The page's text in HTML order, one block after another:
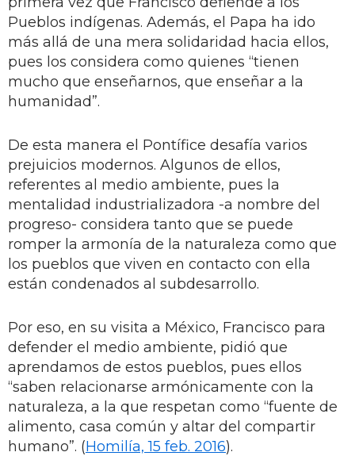
Pueblos indígenas. Además, el Papa ha ido
más allá de una mera solidaridad hacia ellos,
pues los considera como quienes “tienen
mucho que enseñarnos, que enseñar a la
humanidad”.
De esta manera el Pontífice desafía varios
prejuicios modernos. Algunos de ellos,
referentes al medio ambiente, pues la
mentalidad industrializadora -a nombre del
progreso- considera tanto que se puede
romper la armonía de la naturaleza como que
los pueblos que viven en contacto con ella
están condenados al subdesarrollo.
Por eso, en su visita a México, Francisco para
defender el medio ambiente, pidió que
aprendamos de estos pueblos, pues ellos
“saben relacionarse armónicamente con la
naturaleza, a la que respetan como “fuente de
alimento, casa común y altar del compartir
humano”. (Homilía, 15 feb. 2016).